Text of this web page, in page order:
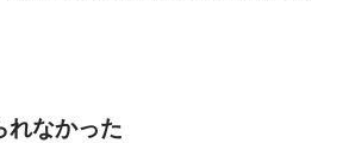
れなかった